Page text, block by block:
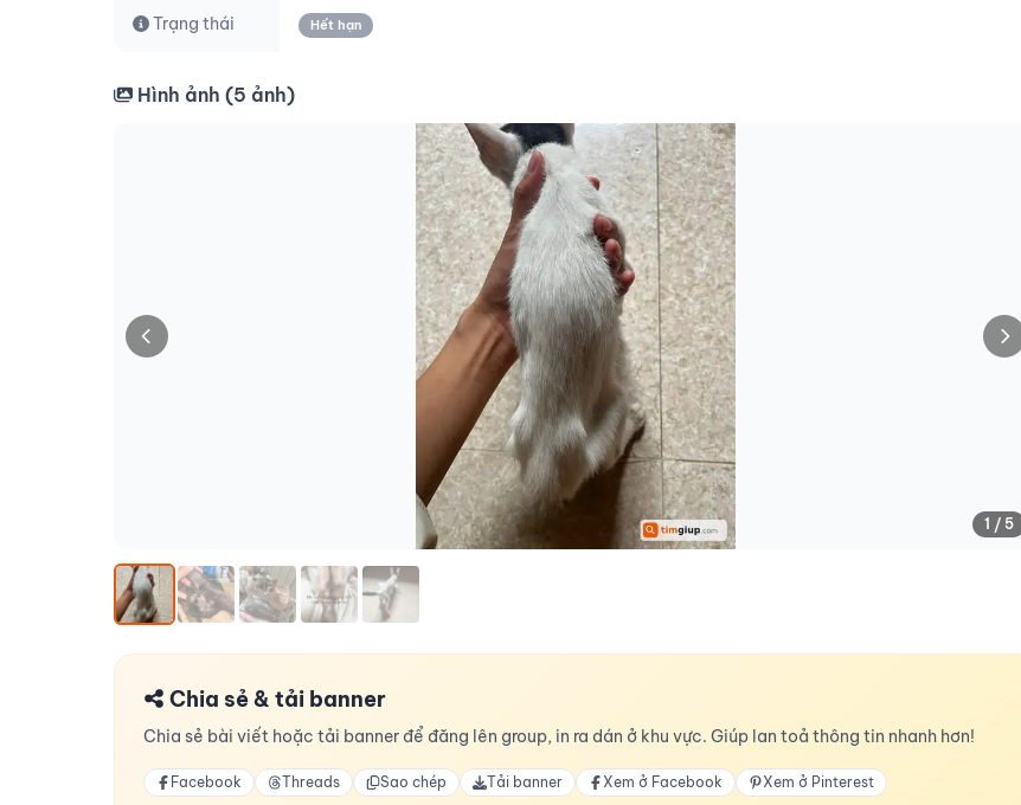
Trạng thái Hết hạn
Hình ảnh (5 ảnh)
1 / 5
Chia sẻ & tải banner
Chia sẻ bài viết hoặc tải banner để đăng lên group, in ra dán ở khu vực. Giúp lan toả thông tin nhanh hơn!
Facebook Threads Sao chép Tải banner Xem ở Facebook Xem ở Pinterest